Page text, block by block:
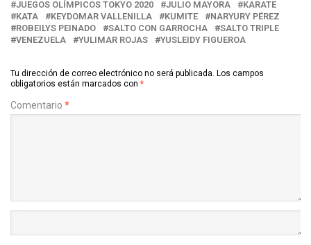
JUEGOS OLÍMPICOS TOKYO 2020
JULIO MAYORA
KARATE
KATA
KEYDOMAR VALLENILLA KUMITE
NARYURY PÉREZ
ROBEILYS PEINADO
SALTO CON GARROCHA
SALTO TRIPLE
VENEZUELA
YULIMAR ROJAS YUSLEIDY FIGUEROA
Tu dirección de correo electrónico no será publicada. Los campos
obligatorios están marcados con *
Comentario *